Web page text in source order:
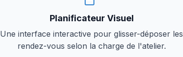
Planificateur Visuel
Une interface interactive pour glisser-déposer les
rendez-vous selon la charge de l'atelier.